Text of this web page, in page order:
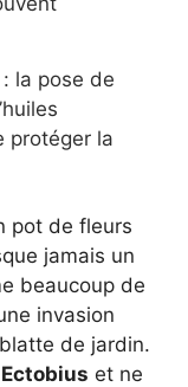
: la pose de
protéger la
pot de fleurs
jamais un
beaucoup de
invasion
de jardin.
Ectobius et ne